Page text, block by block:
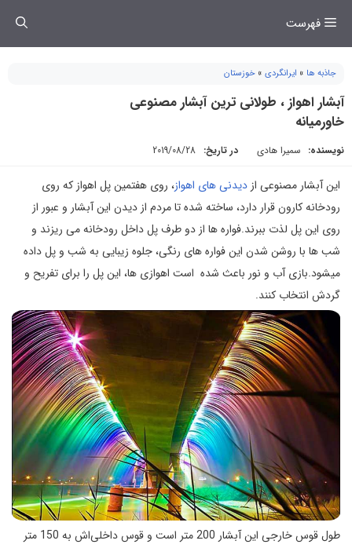
فهرست
جاذبه ها » ایرانگردی » خوزستان
آبشار اهواز ، طولانی ترین آبشار مصنوعی
خاورمیانه
نویسنده: سمیرا هادی در تاریخ: 2019/08/28
این آبشار مصنوعی از دیدنی های اهواز، روی هفتمین پل اهواز که روی
رودخانه کارون قرار دارد، ساخته شده تا مردم از دیدن این آبشار و عبور از
روی این پل لذت ببرند.فواره ها از دو طرف پل داخل رودخانه می ریزند و
شب ها با روشن شدن این فواره های رنگی، جلوه زیبایی به شب و پل داده
میشود.بازی آب و نور باعث شده است اهوازی ها، این پل را برای تفریح و
گردش انتخاب کنند.
طول قوس خارجی این آبشار 200 متر است و قوس داخلی‌اش به 150 متر